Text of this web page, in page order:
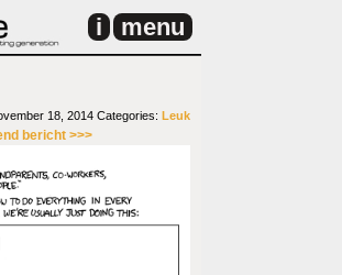
i menu
18, 2014 Categories: Leuk
bericht >>>